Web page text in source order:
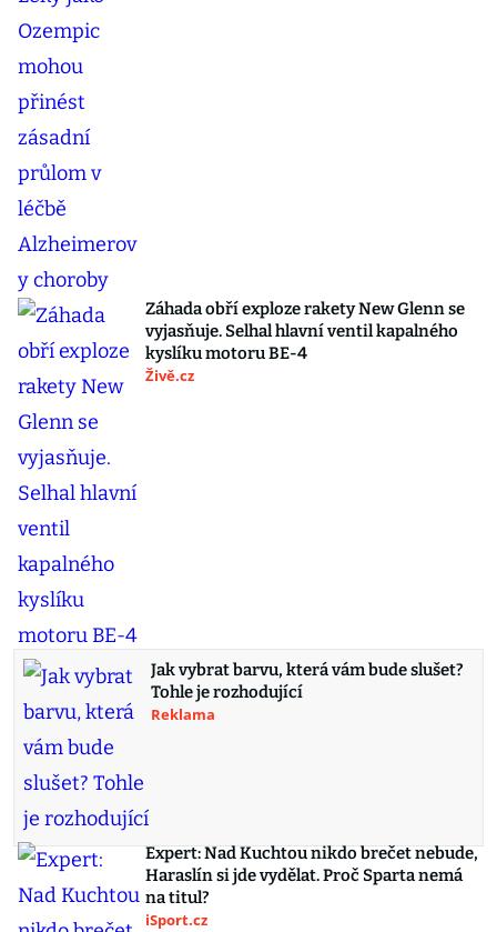
Záhada obří exploze rakety New Glenn se
vyjasňuje. Selhal hlavní ventil kapalného
kyslíku motoru BE-4
Živě.cz
Jak vybrat barvu, která vám bude slušet?
Tohle je rozhodující
Reklama
Expert: Nad Kuchtou nikdo brečet nebude,
Haraslín si jde vydělat. Proč Sparta nemá
na titul?
iSport.cz